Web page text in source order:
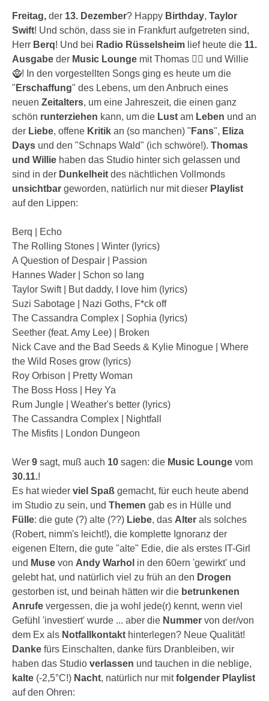
Freitag, der 13. Dezember? Happy Birthday, Taylor
Swift! Und schön, dass sie in Frankfurt aufgetreten sind,
Herr Berq! Und bei Radio Rüsselsheim lief heute die 11.
Ausgabe der Music Lounge mit Thomas 🧟‍♂️ und Willie
🧌! In den vorgestellten Songs ging es heute um die
" Erschaffung" des Lebens, um den Anbruch eines
neuen Zeitalters, um eine Jahreszeit, die einen ganz
schön runterziehen kann, um die Lust am Leben und an
der Liebe, offene Kritik an (so manchen) " Fans", Eliza
Days und den "Schnaps Wald" (ich schwöre!). Thomas
und Willie haben das Studio hinter sich gelassen und
sind in der Dunkelheit des nächtlichen Vollmonds
unsichtbar geworden, natürlich nur mit dieser Playlist
auf den Lippen:
Berq | Echo
The Rolling Stones | Winter (lyrics)
A Question of Despair | Passion
Hannes Wader | Schon so lang
Taylor Swift | But daddy, I love him (lyrics)
Suzi Sabotage | Nazi Goths, F*ck off
The Cassandra Complex | Sophia (lyrics)
Seether (feat. Amy Lee) | Broken
Nick Cave and the Bad Seeds & Kylie Minogue | Where
the Wild Roses grow (lyrics)
Roy Orbison | Pretty Woman
The Boss Hoss | Hey Ya
Rum Jungle | Weather's better (lyrics)
The Cassandra Complex | Nightfall
The Misfits | London Dungeon
Wer 9 sagt, muß auch 10 sagen: die Music Lounge vom
30.11.!
Es hat wieder viel Spaß gemacht, für euch heute abend
im Studio zu sein, und Themen gab es in Hülle und
Fülle: die gute (?) alte (??) Liebe, das Alter als solches
(Robert, nimm's leicht!), die komplette Ignoranz der
eigenen Eltern, die gute "alte" Edie, die als erstes IT-Girl
und Muse von Andy Warhol in den 60ern 'gewirkt' und
gelebt hat, und natürlich viel zu früh an den Drogen
gestorben ist, und beinah hätten wir die betrunkenen
Anrufe vergessen, die ja wohl jede(r) kennt, wenn viel
Gefühl 'investiert' wurde ... aber die Nummer von der/von
dem Ex als Notfallkontakt hinterlegen? Neue Qualität!
Danke fürs Einschalten, danke fürs Dranbleiben, wir
haben das Studio verlassen und tauchen in die neblige,
kalte (-2,5°C!) Nacht, natürlich nur mitfolgender Playlist
auf den Ohren: